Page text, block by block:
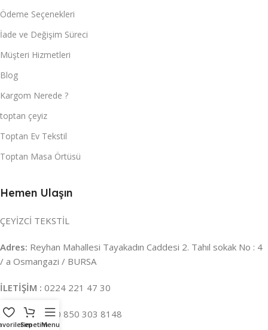
Ödeme Seçenekleri
İade ve Değişim Süreci
Müşteri Hizmetleri
Blog
Kargom Nerede ?
toptan çeyiz
Toptan Ev Tekstil
Toptan Masa Örtüsü
Hemen Ulaşın
ÇEYİZCİ TEKSTİL
Adres: Reyhan Mahallesi Tayakadın Caddesi 2. Tahıl sokak No : 4
/ a Osmangazi / BURSA
İLETİŞİM : 0224 221 47 30
WHATSAPP :0 850 303 8148
SepetimMenu